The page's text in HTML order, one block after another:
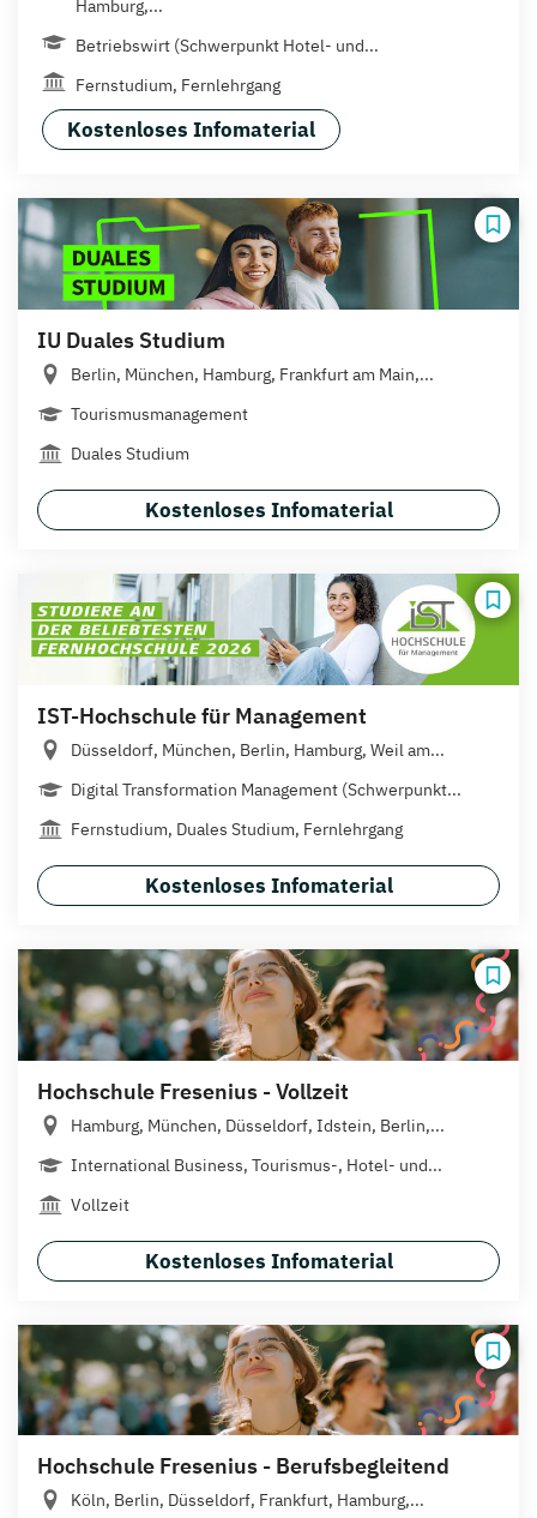
Hamburg,...
Betriebswirt (Schwerpunkt Hotel- und...
Fernstudium, Fernlehrgang
Kostenloses Infomaterial
IU Duales Studium
Berlin, München, Hamburg, Frankfurt am Main,...
Tourismusmanagement
Duales Studium
Kostenloses Infomaterial
IST-Hochschule für Management
Düsseldorf, München, Berlin, Hamburg, Weil am...
Digital Transformation Management (Schwerpunkt...
Fernstudium, Duales Studium, Fernlehrgang
Kostenloses Infomaterial
Hochschule Fresenius - Vollzeit
Hamburg, München, Düsseldorf, Idstein, Berlin,...
International Business, Tourismus-, Hotel- und...
Vollzeit
Kostenloses Infomaterial
Hochschule Fresenius - Berufsbegleitend
Köln, Berlin, Düsseldorf, Frankfurt, Hamburg,...